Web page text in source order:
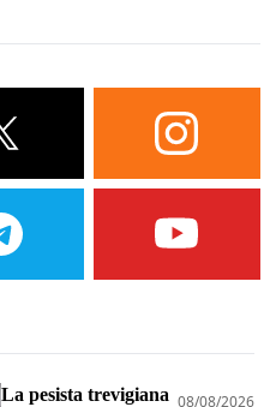
La pesista trevigiana 08/08/2026